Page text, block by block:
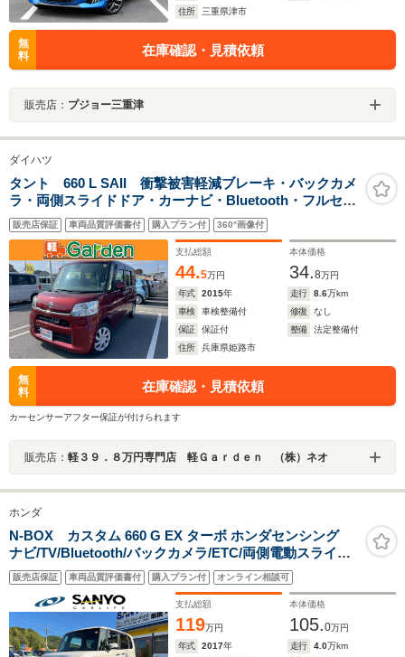
住所
三重県津市
無
料
在庫確認・見積依頼
販売店： プジョー三重津
ダイハツ
タント 660 L SAII 衝撃被害軽減ブレーキ・バックカメ
ラ・両側スライドドア・カーナビ・Bluetooth・フルセグ
TV・CD/DVD再生・禁煙車・アイドリングストップ・ベ
ンチシート・ルームクリーニング!
販売店保証 車両品質評価書付 購入プラン付 360°画像付
支払総額
44.5万円
本体価格
34.8万円
年式
2015年 走行 8.6万km
車検
車検整備付 修復
なし
保証
保証付 整備
法定整備付
住所
兵庫県姫路市
無
料
在庫確認・見積依頼
カーセンサーアフター保証が付けられます
販売店： 軽３９．８万円専門店 軽Ｇａｒｄｅｎ （株）ネオ
ホンダ
N-BOX カスタム 660 G EX ターボ ホンダセンシング
ナビ/TV/Bluetooth/バックカメラ/ETC/両側電動スライド
ドア/ターボ/ホンダセンシング
販売店保証 車両品質評価書付 購入プラン付 オンライン相談可
支払総額
119万円
本体価格
105.0万円
年式
2017年 走行 4.0万km